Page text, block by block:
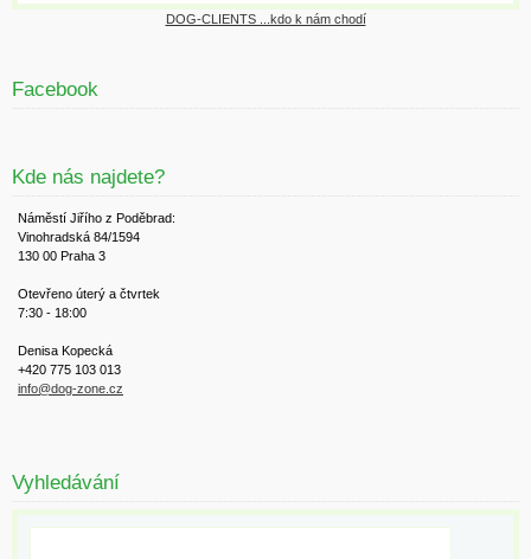
DOG-CLIENTS ...kdo k nám chodí
Facebook
Kde nás najdete?
Náměstí Jiřího z Poděbrad:
Vinohradská 84/1594
130 00 Praha 3
Otevřeno úterý a čtvrtek
7:30 - 18:00
Denisa Kopecká
+420 775 103 013
info@dog-zone.cz
Vyhledávání